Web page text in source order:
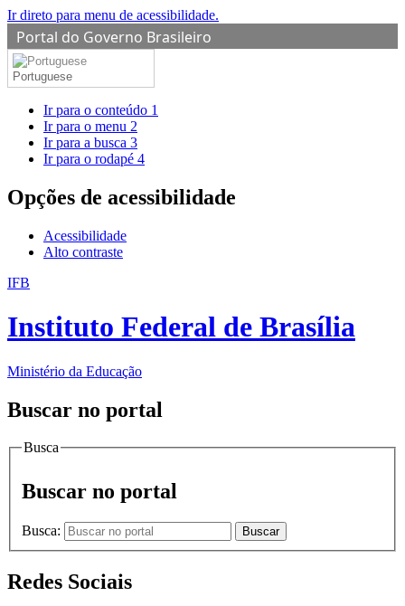
Ir direto para menu de acessibilidade.
Portal do Governo Brasileiro
Portuguese
Ir para o conteúdo 1
Ir para o menu 2
Ir para a busca 3
Ir para o rodapé 4
Opções de acessibilidade
Acessibilidade
Alto contraste
IFB
Instituto Federal de Brasília
Ministério da Educação
Buscar no portal
Busca
Buscar no portal
Busca: Buscar
Redes Sociais